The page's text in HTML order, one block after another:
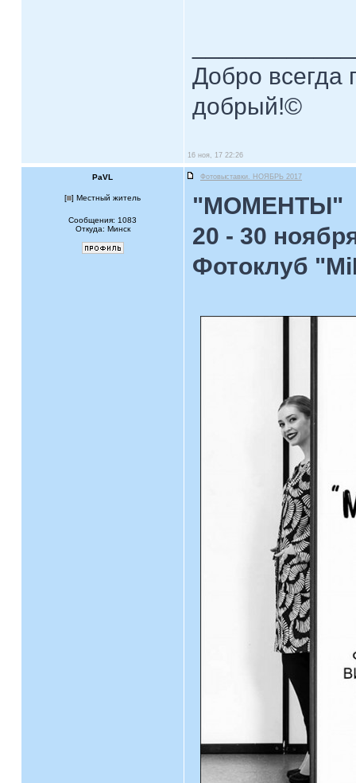
Добро всегда
добрый!©
16 ноя, 17 22:26
PaVL Фотовыставки. НОЯБРЬ 2017
[ ] Местный житель
Сообщения: 1083
Откуда: Минск
"МОМЕНТЫ"
20 - 30
Фотоклуб